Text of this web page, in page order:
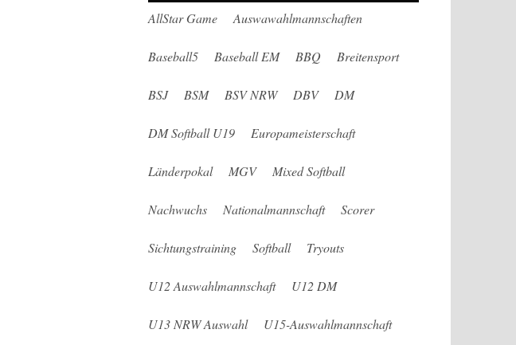
AllStar Game Auswawahlmannschaften
Baseball5 Baseball EM BBQ Breitensport
BSJ BSM BSV NRW DBV DM
DM Softball U19 Europameisterschaft
Länderpokal MGV Mixed Softball
Nachwuchs Nationalmannschaft Scorer
Sichtungstraining Softball Tryouts
U12 Auswahlmannschaft U12 DM
U13 NRW Auswahl U15-Auswahlmannschaft